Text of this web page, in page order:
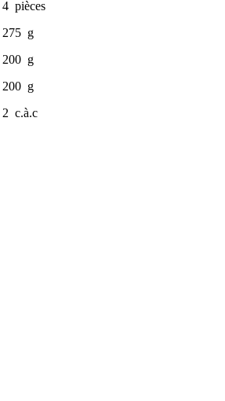
4 pièces
275 g
200 g
200 g
2 c.à.c